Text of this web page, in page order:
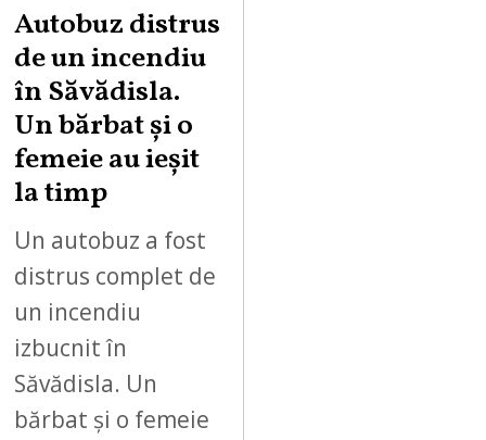
Autobuz distrus
de un incendiu
în Săvădisla.
Un bărbat și o
femeie au ieșit
la timp
Un autobuz a fost
distrus complet de
un incendiu
izbucnit în
Săvădisla. Un
bărbat și o femeie